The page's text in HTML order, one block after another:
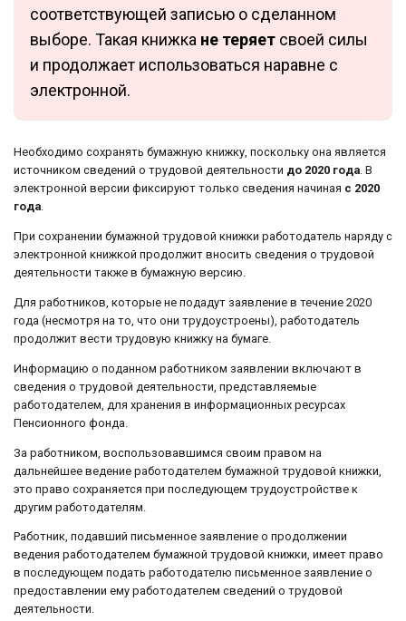
соответствующей записью о сделанном
выборе. Такая книжка не теряет своей силы
и продолжает использоваться наравне с
электронной.
Необходимо сохранять бумажную книжку, поскольку она является
источником сведений о трудовой деятельности до 2020 года. В
электронной версии фиксируют только сведения начиная с 2020
года.
При сохранении бумажной трудовой книжки работодатель наряду с
электронной книжкой продолжит вносить сведения о трудовой
деятельности также в бумажную версию.
Для работников, которые не подадут заявление в течение 2020
года (несмотря на то, что они трудоустроены), работодатель
продолжит вести трудовую книжку на бумаге.
Информацию о поданном работником заявлении включают в
сведения о трудовой деятельности, представляемые
работодателем, для хранения в информационных ресурсах
Пенсионного фонда.
За работником, воспользовавшимся своим правом на
дальнейшее ведение работодателем бумажной трудовой книжки,
это право сохраняется при последующем трудоустройстве к
другим работодателям.
Работник, подавший письменное заявление о продолжении
ведения работодателем бумажной трудовой книжки, имеет право
в последующем подать работодателю письменное заявление о
предоставлении ему работодателем сведений о трудовой
деятельности.